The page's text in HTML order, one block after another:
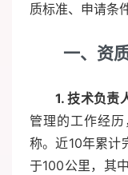
质标准、申请条
一、资
1. 技术负责
管理的工作经
称。近10年累计
于100公里，其